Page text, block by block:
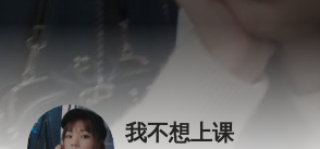
我不想上课